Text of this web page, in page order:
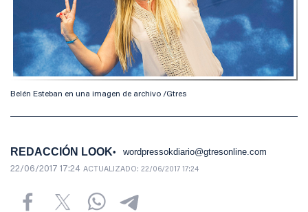
Belén Esteban en una imagen de archivo /Gtres
REDACCIÓN LOOK wordpressokdiario@gtresonline.com
22/06/2017 17:24 ACTUALIZADO: 22/06/2017 17:24